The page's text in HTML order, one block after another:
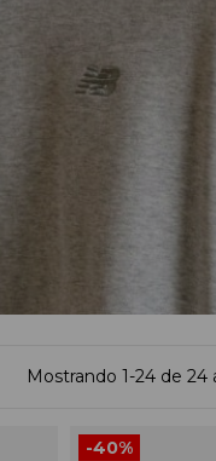
Mostrando 1-24 de 24
-40%